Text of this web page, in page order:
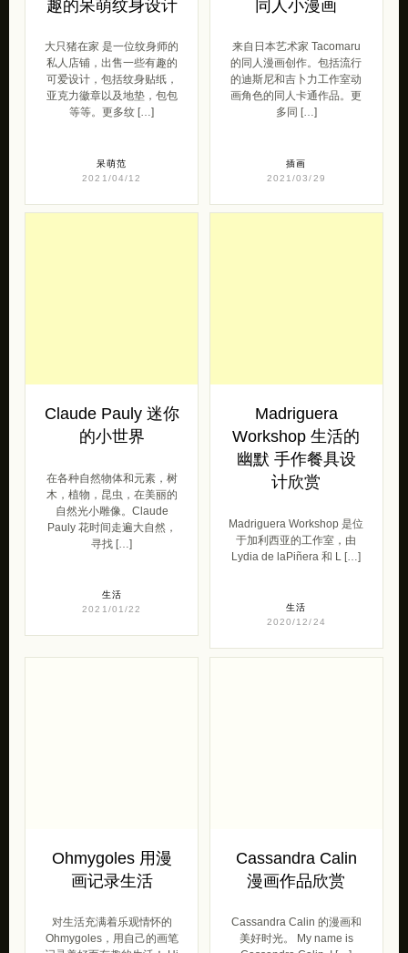
趣的呆萌纹身设计
大只猪在家 是一位纹身师的
私人店铺，出售一些有趣的
可爱设计，包括纹身贴纸，
亚克力徽章以及地垫，包包
等等。更多纹 […]
呆萌范
2021/04/12
同人小漫画
来自日本艺术家 Tacomaru
的同人漫画创作。包括流行
的迪斯尼和吉卜力工作室动
画角色的同人卡通作品。更
多同 […]
插画
2021/03/29
Claude Pauly 迷你
的小世界
在各种自然物体和元素，树
木，植物，昆虫，在美丽的
自然光小雕像。Claude
Pauly 花时间走遍大自然，
寻找 […]
生活
2021/01/22
Madriguera
Workshop 生活的
幽默 手作餐具设
计欣赏
Madriguera Workshop 是位
于加利西亚的工作室，由
Lydia de laPiñera 和 L […]
生活
2020/12/24
Ohmygoles 用漫
画记录生活
对生活充满着乐观情怀的
Ohmygoles，用自己的画笔
Cassandra Calin
漫画作品欣赏
Cassandra Calin 的漫画和
美好时光。 My name is